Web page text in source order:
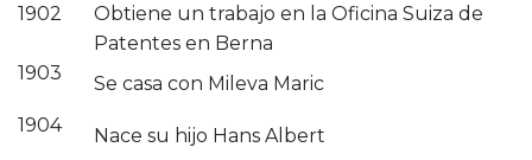
1902
Obtiene un trabajo en la Oficina Suiza de
Patentes en Berna
1903
Se casa con Mileva Maric
1904
Nace su hijo Hans Albert